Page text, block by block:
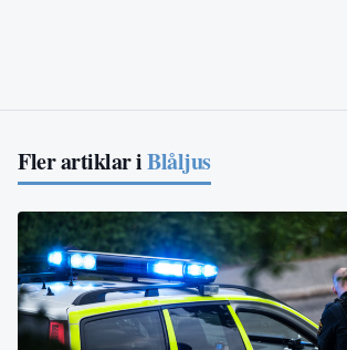
Fler artiklar iBlåljus